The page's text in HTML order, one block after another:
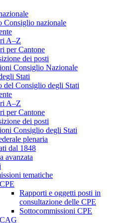
Consiglio nazionale
A–Z
per Cantone
dei posti
Consiglio Nazionale
Stati
del Consiglio degli Stati
A–Z
per Cantone
dei posti
Consiglio degli Stati
plenaria
dal 1848
avanzata
tematiche
CPE
Rapporti e oggetti posti in
consultazione delle CPE
Sottocommissioni CPE
CAG